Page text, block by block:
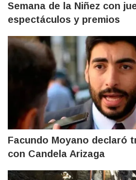
Semana de la Niñez con
espectáculos y premios
Facundo Moyano declaró
con Candela Arizaga